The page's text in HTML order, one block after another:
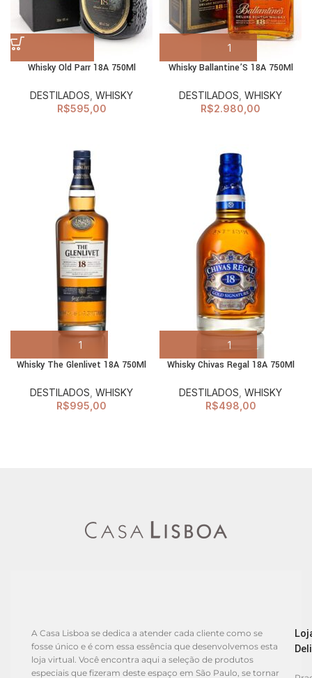
Whisky Old Parr 18A 750Ml
DESTILADOS WHISKY
R$595,00
Whisky Ballantine’S 18A 750Ml
DESTILADOS WHISKY
R$2.980,00
Whisky The Glenlivet 18A 750Ml
DESTILADOS WHISKY
R$995,00
Whisky Chivas Regal 18A 750Ml
DESTILADOS WHISKY
R$498,00
A Casa Lisboa se dedica a atender cada cliente como se
fosse único e é com essa essência que desenvolvemos esta
loja virtual. Você encontra aqui a seleção de produtos
especiais que fizeram deste espaço em São Paulo, se tornar